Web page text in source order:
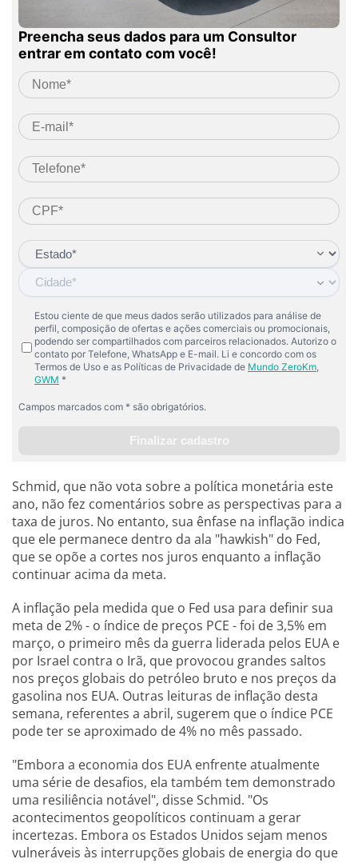
Schmid, que não vota sobre a política monetária este
ano, não fez comentários sobre as perspectivas para a
taxa de juros. No entanto, sua ênfase na inflação indica
que ele permanece dentro da ala "hawkish" do Fed,
que se opõe a cortes nos juros enquanto a inflação
continuar acima da meta.
A inflação pela medida que o Fed usa para definir sua
meta de 2% - o índice de preços PCE - foi de 3,5% em
março, o primeiro mês da guerra liderada pelos EUA e
por Israel contra o Irã, que provocou grandes saltos
nos preços globais do petróleo bruto e nos preços da
gasolina nos EUA. Outras leituras de inflação desta
semana, referentes a abril, sugerem que o índice PCE
pode ter se aproximado de 4% no mês passado.
"Embora a economia dos EUA enfrente atualmente
uma série de desafios, ela também tem demonstrado
uma resiliência notável", disse Schmid. "Os
acontecimentos geopolíticos continuam a gerar
incertezas. Embora os Estados Unidos sejam menos
vulneráveis às interrupções globais de energia do que